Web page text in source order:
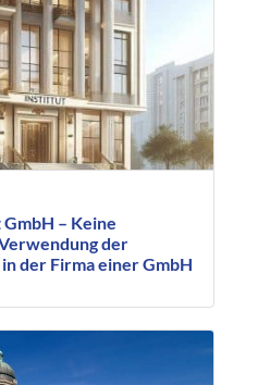
– Keine
der
der Firma einer GmbH